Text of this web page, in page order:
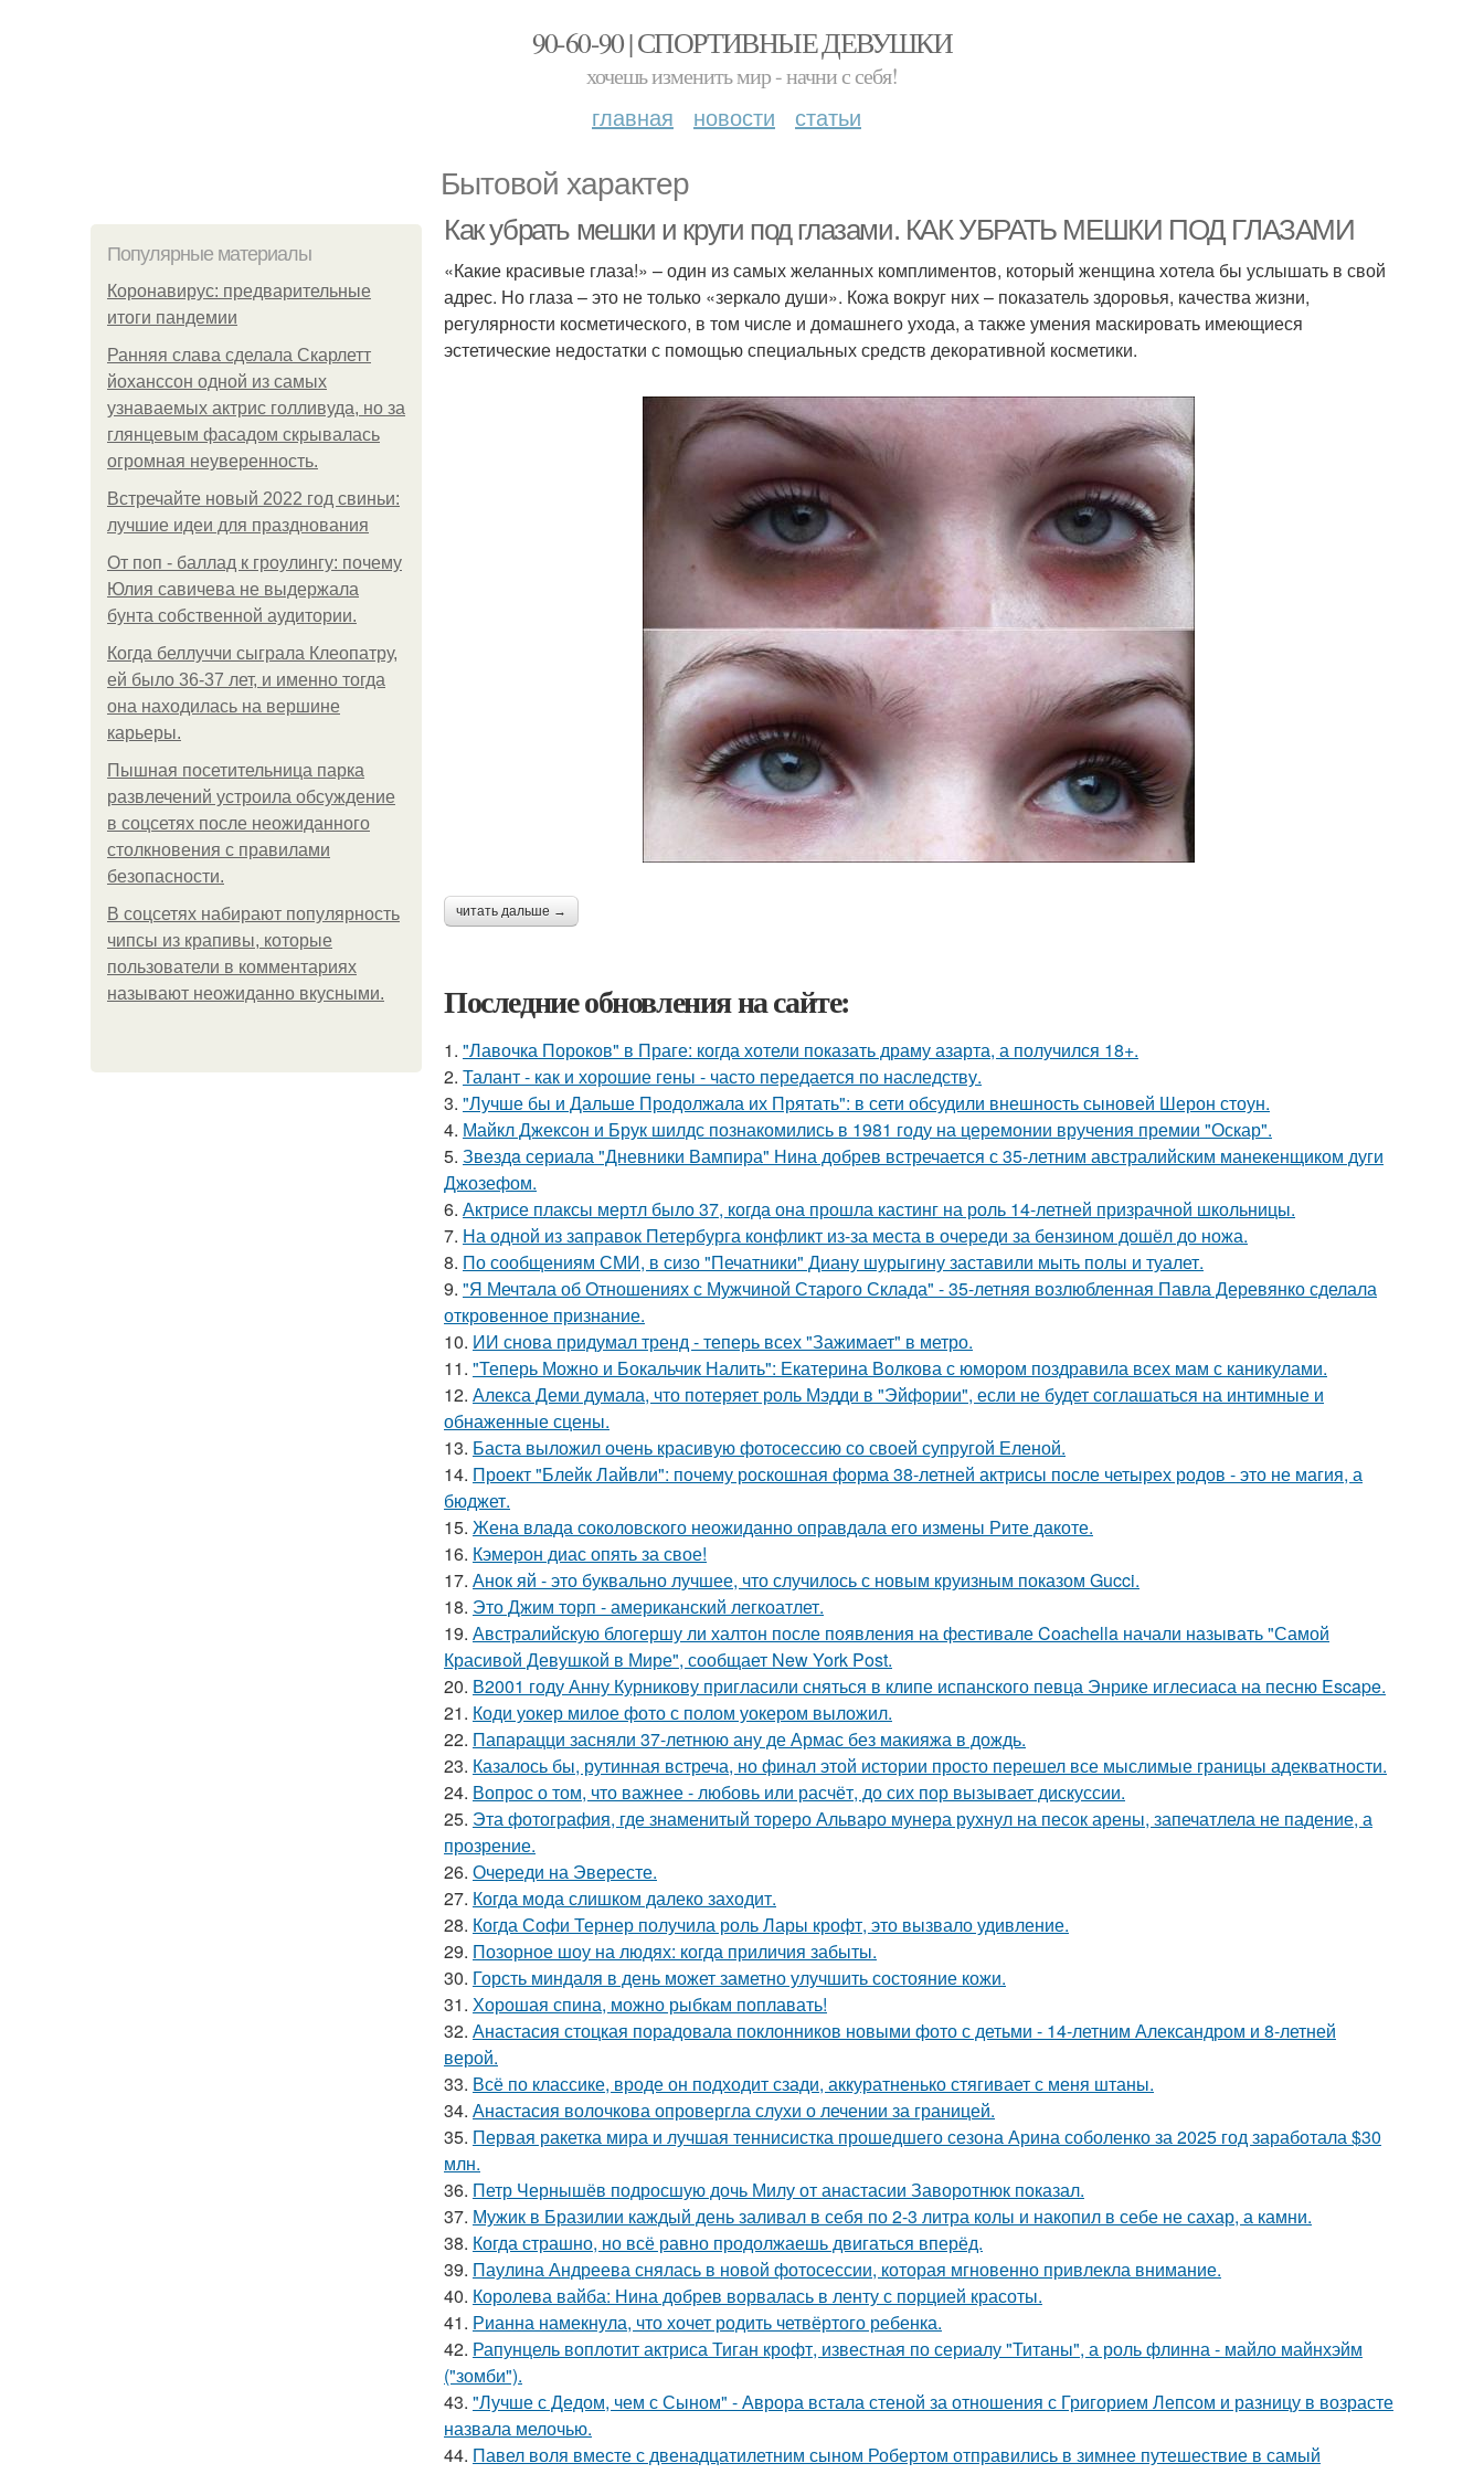
90-60-90 | СПОРТИВНЫЕ ДЕВУШКИ
хочешь изменить мир - начни с себя!
главная новости статьи
Бытовой характер
Популярные материалы
Коронавирус: предварительные
итоги пандемии
Ранняя слава сделала Скарлетт
йоханссон одной из самых
узнаваемых актрис голливуда, но за
глянцевым фасадом скрывалась
огромная неуверенность.
Встречайте новый 2022 год свиньи:
лучшие идеи для празднования
От поп - баллад к гроулингу: почему
Юлия савичева не выдержала
бунта собственной аудитории.
Когда беллуччи сыграла Клеопатру,
ей было 36-37 лет, и именно тогда
она находилась на вершине
карьеры.
Пышная посетительница парка
развлечений устроила обсуждение
в соцсетях после неожиданного
столкновения с правилами
безопасности.
В соцсетях набирают популярность
чипсы из крапивы, которые
пользователи в комментариях
называют неожиданно вкусными.
Как убрать мешки и круги под глазами. КАК УБРАТЬ МЕШКИ ПОД ГЛАЗАМИ
«Какие красивые глаза!» – один из самых желанных комплиментов, который женщина хотела бы услышать в свой
адрес. Но глаза – это не только «зеркало души». Кожа вокруг них – показатель здоровья, качества жизни,
регулярности косметического, в том числе и домашнего ухода, а также умения маскировать имеющиеся
эстетические недостатки с помощью специальных средств декоративной косметики.
читать дальше →
Последние обновления на сайте:
1. "Лавочка Пороков" в Праге: когда хотели показать драму азарта, а получился 18+.
2. Талант - как и хорошие гены - часто передается по наследству.
3. "Лучше бы и Дальше Продолжала их Прятать": в сети обсудили внешность сыновей Шерон стоун.
4. Майкл Джексон и Брук шилдс познакомились в 1981 году на церемонии вручения премии "Оскар".
5. Звeздa сериала "Дневники Вампира" Нина добрев встречается с 35-летним австралийским манекенщиком дуги
Джозефом.
6. Актрисе плаксы мертл было 37, когда она прошла кастинг на роль 14-летней призрачной школьницы.
7. На одной из заправок Петербурга конфликт из-за места в очереди за бензином дошёл до ножа.
8. По сообщениям СМИ, в сизо "Печатники" Диану шурыгину заставили мыть полы и туалет.
9. "Я Мечтала об Отношениях с Мужчиной Старого Склада" - 35-летняя возлюбленная Павла Деревянко сделала
откровенное признание.
10. ИИ снова придумал тренд - теперь всех "Зажимает" в метро.
11. "Теперь Можно и Бокальчик Налить": Екатерина Волкова с юмором поздравила всех мам с каникулами.
12. Алекса Деми думала, что потеряет роль Мэдди в "Эйфории", если не будет соглашаться на интимные и
обнаженные сцены.
13. Баста выложил очень красивую фотосессию со своей супругой Еленой.
14. Проект "Блейк Лайвли": почему роскошная форма 38-летней актрисы после четырех родов - это не магия, а
бюджет.
15. Жена влада соколовского неожиданно оправдала его измены Рите дакоте.
16. Кэмерон диас опять за свое!
17. Анок яй - это буквально лучшее, что случилось с новым круизным показом Gucci.
18. Это Джим торп - американский легкоатлет.
19. Австралийскую блогершу ли халтон после появления на фестивале Coachella начали называть "Самой
Красивой Девушкой в Мире", сообщает New York Post.
20. В2001 году Анну Курникову пригласили сняться в клипе испанского певца Энрике иглесиаса на песню Escape.
21. Коди уокер милое фото с полом уокером выложил.
22. Папарацци засняли 37-летнюю ану де Армас без макияжа в дождь.
23. Казалось бы, рутинная встреча, но финал этой истории просто перешел все мыслимые границы адекватности.
24. Вопрос о том, что важнее - любовь или расчёт, до сих пор вызывает дискуссии.
25. Эта фотография, где знаменитый тореро Альваро мунера рухнул на песок арены, запечатлела не падение, а
прозрение.
26. Очереди на Эвересте.
27. Когда мода слишком далеко заходит.
28. Когда Софи Тернер получила роль Лары крофт, это вызвало удивление.
29. Позорное шоу на людях: когда приличия забыты.
30. Горсть миндаля в день может заметно улучшить состояние кожи.
31. Хорошая спина, можно рыбкам поплавать!
32. Анастасия стоцкая порадовала поклонников новыми фото с детьми - 14-летним Александром и 8-летней
верой.
33. Всё по классике, вроде он подходит сзади, аккуратненько стягивает с меня штаны.
34. Анастасия волочкова опровергла слухи о лечении за границей.
35. Первая ракетка мира и лучшая теннисистка прошедшего сезона Арина соболенко за 2025 год заработала $30
млн.
36. Петр Чернышёв подросшую дочь Милу от анастасии Заворотнюк показал.
37. Мужик в Бразилии каждый день заливал в себя по 2-3 литра колы и накопил в себе не сахар, а камни.
38. Когда страшно, но всё равно продолжаешь двигаться вперёд.
39. Паулина Андреева снялась в новой фотосессии, которая мгновенно привлекла внимание.
40. Королева вайба: Нина добрев ворвалась в ленту с порцией красоты.
41. Рианна намекнула, что хочет родить четвёртого ребенка.
42. Рапунцель воплотит актриса Тиган крофт, известная по сериалу "Титаны", а роль флинна - майло майнхэйм
("зомби").
43. "Лучше с Дедом, чем с Сыном" - Аврора встала стеной за отношения с Григорием Лепсом и разницу в возрасте
назвала мелочью.
44. Павел воля вместе с двенадцатилетним сыном Робертом отправились в зимнее путешествие в самый